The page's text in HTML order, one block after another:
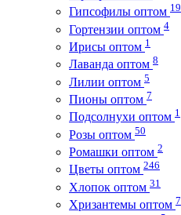
Гипсофилы оптом 19
Гортензии оптом 4
Ирисы оптом 1
Лаванда оптом 8
Лилии оптом 5
Пионы оптом 7
Подсолнухи оптом 1
Розы оптом 50
Ромашки оптом 2
Цветы оптом 246
Хлопок оптом 31
Хризантемы оптом 7